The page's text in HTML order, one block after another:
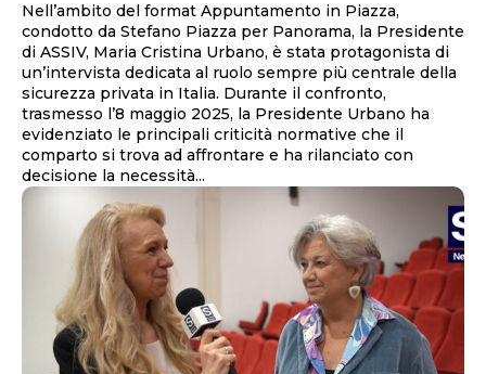
Nell’ambito del format Appuntamento in Piazza,
condotto da Stefano Piazza per Panorama, la Presidente
di ASSIV, Maria Cristina Urbano, è stata protagonista di
un’intervista dedicata al ruolo sempre più centrale della
sicurezza privata in Italia. Durante il confronto,
trasmesso l’8 maggio 2025, la Presidente Urbano ha
evidenziato le principali criticità normative che il
comparto si trova ad affrontare e ha rilanciato con
decisione la necessità...